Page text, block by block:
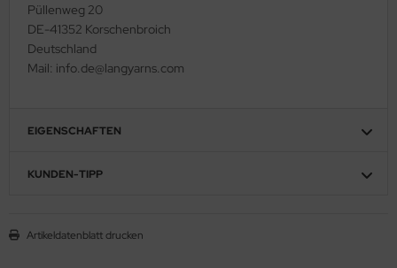
Püllenweg 20
DE-41352 Korschenbroich
Deutschland
Mail: info.de@langyarns.com
EIGENSCHAFTEN
KUNDEN-TIPP
Artikeldatenblatt drucken